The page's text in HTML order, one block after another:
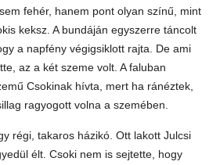
fehér, hanem pont olyan színű, mint
keksz. A bundáján egyszerre táncolt
a napfény végigsiklott rajta. De ami
az a két szeme volt. A faluban
Csokinak hívta, mert ha ránéztek,
ragyogott volna a szemében.
régi, takaros házikó. Ott lakott Julcsi
élt. Csoki nem is sejtette, hogy